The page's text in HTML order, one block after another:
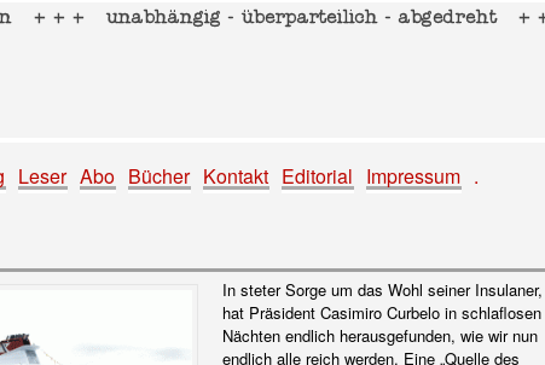
Leser Abo Bücher Kontakt Editorial Impressum .
In steter Sorge um das Wohl seiner Insulaner,
hat Präsident Casimiro Curbelo in schlaflosen
Nächten endlich herausgefunden, wie wir nun
endlich alle reich werden. Eine „Quelle des